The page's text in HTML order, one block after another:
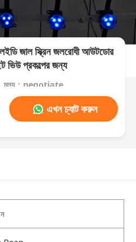
জাল স্ক্রিন জলরোধী আউটডোর
ভিউ প্রকল্পের জন্য
মূল্য：negotiate
এখন চ্যাট করুন